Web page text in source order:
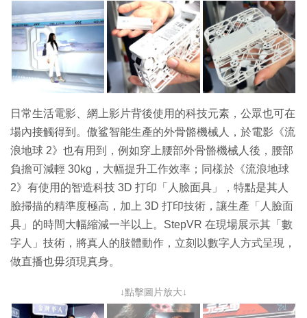
日常生活電影、網上影片背後使用的科技元素，公眾也可在
場內接觸得到。傲鲨智能生產的外骨骼機械人，於電影《流
浪地球 2》也有用到，例如穿上腰部外骨骼機械人後，腰部
負擔可減輕 30kg，大幅提升工作效率；同樣於《流浪地球
2》有使用的智造科技 3D 打印「人臉面具」，特點是其人
臉掃描的精準度極高，加上 3D 打印技術，讓生產「人臉面
具」的時間大幅縮減一半以上。StepVR 在現場展示其「數
字人」技術，將真人的肢體動作，立刻以數字人方式呈現，
做直播也毋須現真身。
↓點擊圖片放大↓